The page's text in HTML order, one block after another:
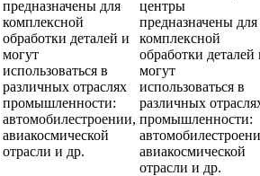
предназначены для
комплексной
обработки деталей и
могут
использоваться в
различных отраслях
промышленности:
автомобилестроении,
авиакосмической
отрасли и др.
центры
предназначены для
комплексной
обработки деталей
могут
использоваться в
различных
промышленности:
авиакосмической
отрасли и др.